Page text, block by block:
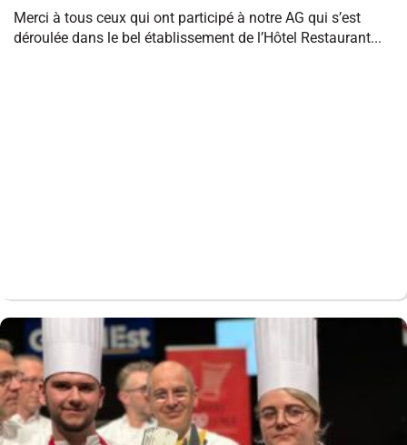
Merci à tous ceux qui ont participé à notre AG qui s’est
déroulée dans le bel établissement de l’Hôtel Restaurant...